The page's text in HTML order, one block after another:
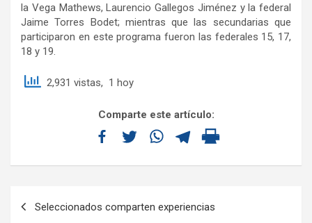
la Vega Mathews, Laurencio Gallegos Jiménez y la federal
Jaime Torres Bodet; mientras que las secundarias que
participaron en este programa fueron las federales 15, 17,
18 y 19.
2,931 vistas, 1 hoy
Comparte este artículo:
Seleccionados comparten experiencias